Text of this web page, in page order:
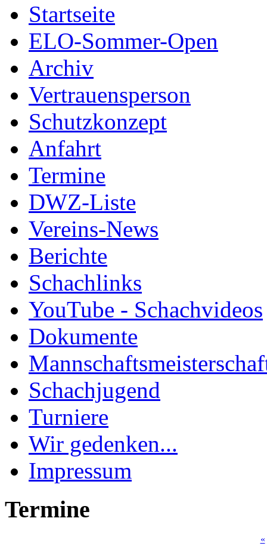
Startseite
ELO-Sommer-Open
Archiv
Vertrauensperson
Schutzkonzept
Anfahrt
Termine
DWZ-Liste
Vereins-News
Berichte
Schachlinks
YouTube - Schachvideos
Dokumente
Schachjugend
Turniere
Wir gedenken...
Impressum
Termine
«